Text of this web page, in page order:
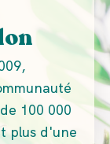
100 000
plus d'une